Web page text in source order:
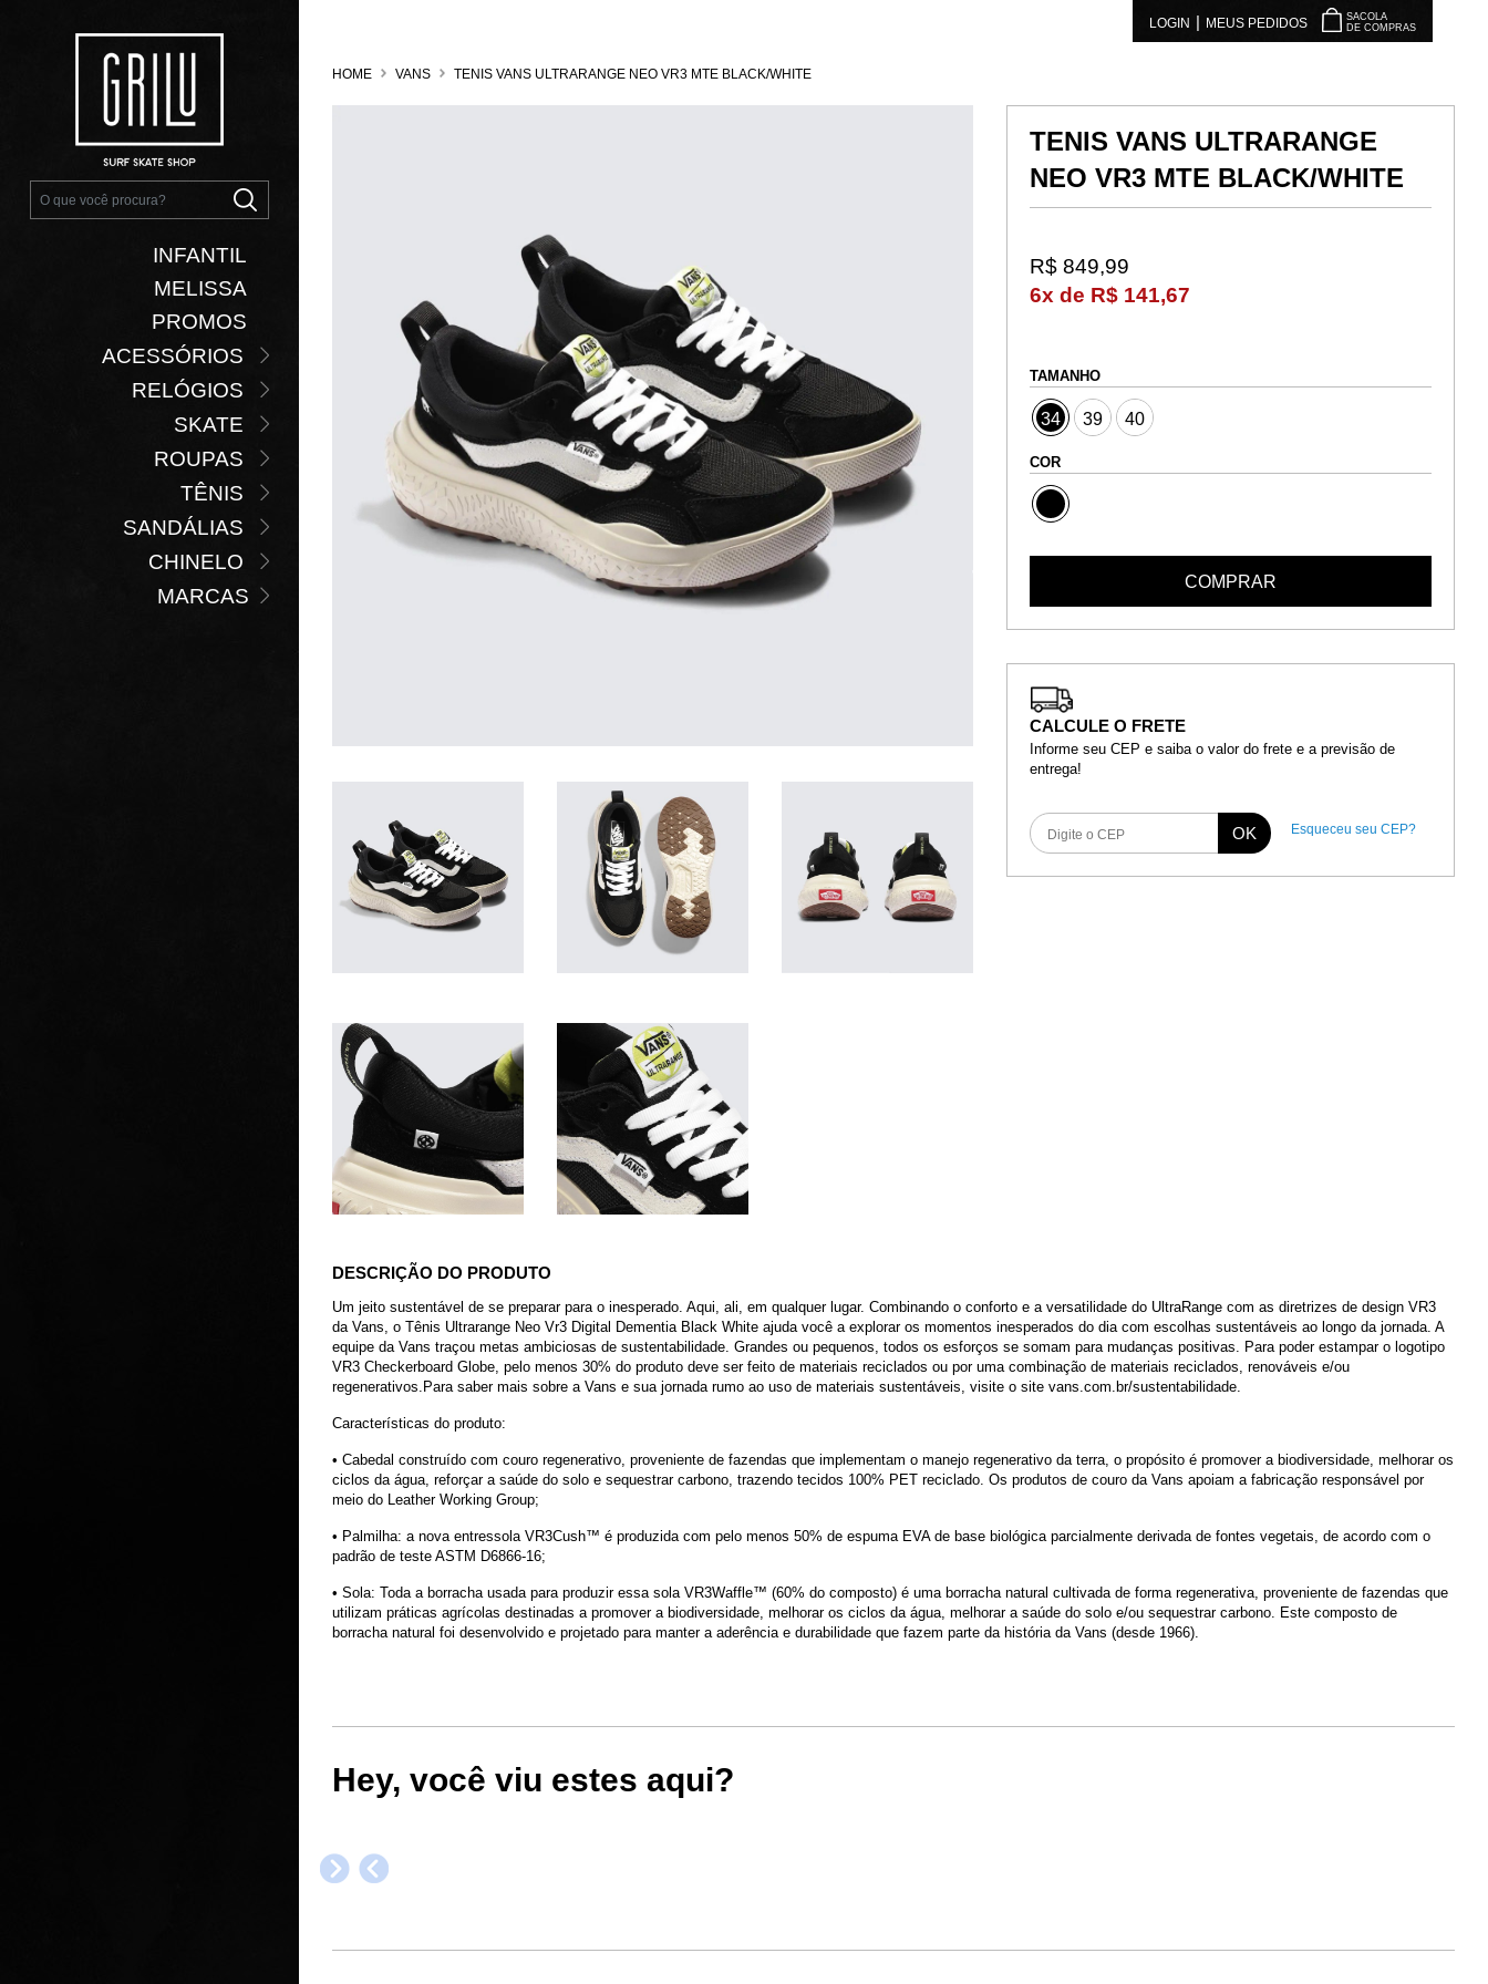
LOGIN | MEUS PEDIDOS
SACOLA
DE COMPRAS
INFANTIL
MELISSA
PROMOS
ACESSÓRIOS
RELÓGIOS
SKATE
ROUPAS
TÊNIS
SANDÁLIAS
CHINELO
MARCAS
HOME VANS TENIS VANS ULTRARANGE NEO VR3 MTE BLACK/WHITE
TENIS VANS ULTRARANGE
NEO VR3 MTE BLACK/WHITE
R$ 849,99
6x de R$ 141,67
TAMANHO
34 39 40
COR
COMPRAR
CALCULE O FRETE
Informe seu CEP e saiba o valor do frete e a previsão de
entrega!
OK Esqueceu seu CEP?
DESCRIÇÃO DO PRODUTO
Um jeito sustentável de se preparar para o inesperado. Aqui, ali, em qualquer lugar. Combinando o conforto e a versatilidade do UltraRange com as diretrizes de design VR3
da Vans, o Tênis Ultrarange Neo Vr3 Digital Dementia Black White ajuda você a explorar os momentos inesperados do dia com escolhas sustentáveis ao longo da jornada. A
equipe da Vans traçou metas ambiciosas de sustentabilidade. Grandes ou pequenos, todos os esforços se somam para mudanças positivas. Para poder estampar o logotipo
VR3 Checkerboard Globe, pelo menos 30% do produto deve ser feito de materiais reciclados ou por uma combinação de materiais reciclados, renováveis e/ou
regenerativos.Para saber mais sobre a Vans e sua jornada rumo ao uso de materiais sustentáveis, visite o site vans.com.br/sustentabilidade.
Características do produto:
• Cabedal construído com couro regenerativo, proveniente de fazendas que implementam o manejo regenerativo da terra, o propósito é promover a biodiversidade, melhorar os
ciclos da água, reforçar a saúde do solo e sequestrar carbono, trazendo tecidos 100% PET reciclado. Os produtos de couro da Vans apoiam a fabricação responsável por
meio do Leather Working Group;
• Palmilha: a nova entressola VR3Cush™ é produzida com pelo menos 50% de espuma EVA de base biológica parcialmente derivada de fontes vegetais, de acordo com o
padrão de teste ASTM D6866-16;
• Sola: Toda a borracha usada para produzir essa sola VR3Waffle™ (60% do composto) é uma borracha natural cultivada de forma regenerativa, proveniente de fazendas que
utilizam práticas agrícolas destinadas a promover a biodiversidade, melhorar os ciclos da água, melhorar a saúde do solo e/ou sequestrar carbono. Este composto de
borracha natural foi desenvolvido e projetado para manter a aderência e durabilidade que fazem parte da história da Vans (desde 1966).
Hey, você viu estes aqui?